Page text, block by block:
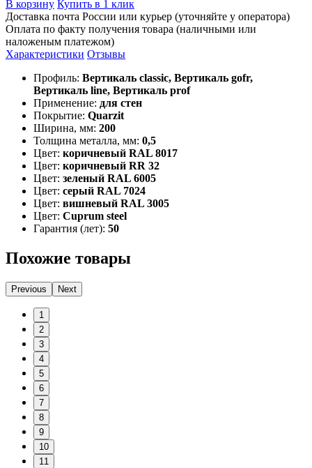
В корзину Купить в 1 клик
Доставка почта России или курьер (уточняйте у оператора)
Оплата по факту получения товара (наличными или
наложеным платежом)
Характеристики Отзывы
Профиль: Вертикаль classic, Вертикаль gofr,
Вертикаль line, Вертикаль prof
Применение: для стен
Покрытие: Quarzit
Ширина, мм: 200
Толщина металла, мм: 0,5
Цвет: коричневый RAL 8017
Цвет: коричневый RR 32
Цвет: зеленый RAL 6005
Цвет: серый RAL 7024
Цвет: вишневый RAL 3005
Цвет: Cuprum steel
Гарантия (лет): 50
Похожие товары
Previous Next
1
2
3
4
5
6
7
8
9
10
11